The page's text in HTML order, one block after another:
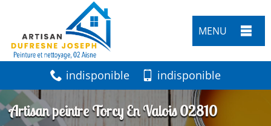
MENU
indisponible indisponible
Artisan peintre Torcy En Valois 02810